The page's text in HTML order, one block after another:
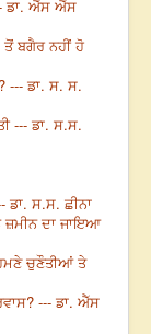
ਡਾ. ਐੱਸ ਐੱਸ
ਬਗੈਰ ਨਹੀਂ ਹੋ
--- ਡਾ. ਸ. ਸ.
--- ਡਾ. ਸ.ਸ.
ਡਾ. ਸ.ਸ. ਛੀਨਾ
ਜ਼ਮੀਨ ਦਾ ਜਾਇਆ
ਚੁਣੌਤੀਆਂ ਤੇ
--- ਡਾ. ਐੱਸ